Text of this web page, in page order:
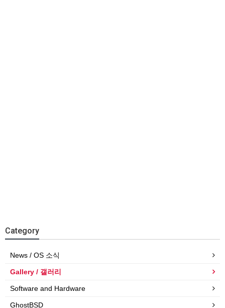
Category
News / OS 소식
Gallery / 갤러리
Software and Hardware
GhostBSD